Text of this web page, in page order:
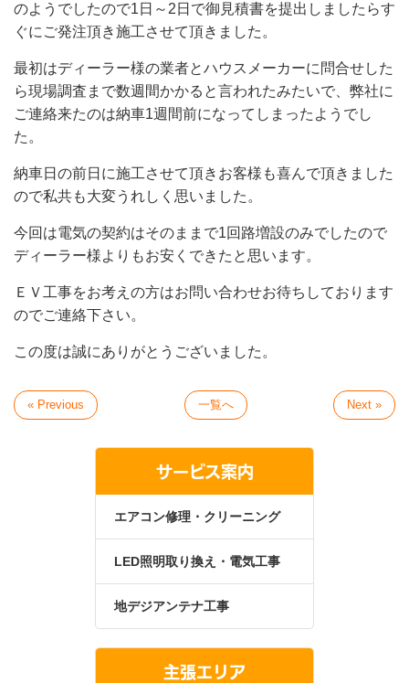
のようでしたので1日～2日で御見積書を提出しましたらす
ぐにご発注頂き施工させて頂きました。
最初はディーラー様の業者とハウスメーカーに問合せした
ら現場調査まで数週間かかると言われたみたいで、弊社に
ご連絡来たのは納車1週間前になってしまったようでし
た。
納車日の前日に施工させて頂きお客様も喜んで頂きました
ので私共も大変うれしく思いました。
今回は電気の契約はそのままで1回路増設のみでしたので
ディーラー様よりもお安くできたと思います。
ＥＶ工事をお考えの方はお問い合わせお待ちしております
のでご連絡下さい。
この度は誠にありがとうございました。
« Previous 一覧へ Next »
サービス案内
エアコン修理・クリーニング
LED照明取り換え・電気工事
地デジアンテナ工事
主張エリア